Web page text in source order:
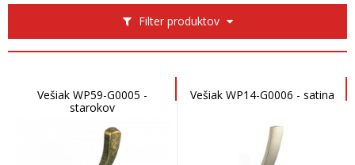
Filter produktov
Vešiak WP59-G0005 -
starokov
Vešiak WP14-G0006 - satina